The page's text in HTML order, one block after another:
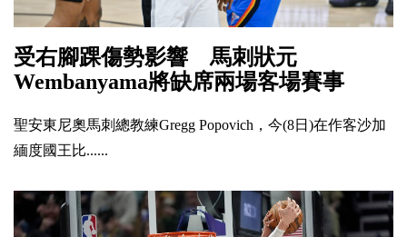
受右腳踝傷勢影響 馬刺狀元
Wembanyama將缺席兩場客場賽事
聖安東尼奧馬刺總教練Gregg Popovich，今(8日)在作客沙加
緬度國王比......